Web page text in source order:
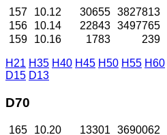
157 10.12 30655 3827813
156
10.14 22843 3497765
159
10.16 1783 239
H21 H35 H40 H45 H50 H55 H60
D15 D13
D70
165 10.20 13301 3690062